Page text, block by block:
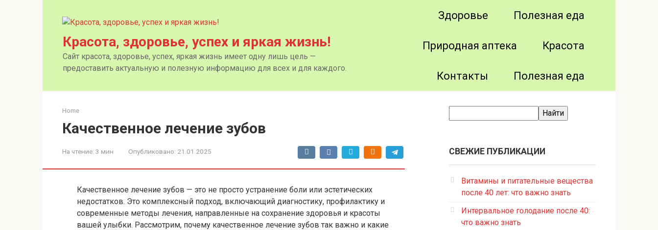
Красота, здоровье, успех и яркая жизнь!
Сайт красота, здоровье, успех, яркая жизнь имеет одну лишь цель —
предоставить актуальную и полезную информацию для всех и для каждого.
Здоровье Полезная еда
Природная аптека Красота
Контакты Полезная еда
Home
Качественное лечение зубов
На чтение: 3 мин Опубликовано: 21.01.2025
Качественное лечение зубов — это не просто устранение боли или эстетических
недостатков. Это комплексный подход, включающий диагностику, профилактику и
современные методы лечения, направленные на сохранение здоровья и красоты
вашей улыбки. Рассмотрим, почему качественное лечение зубов так важно и какие
СВЕЖИЕ ПУБЛИКАЦИИ
Витамины и питательные вещества
после 40 лет: что важно знать
Интервальное голодание после 40:
что важно знать